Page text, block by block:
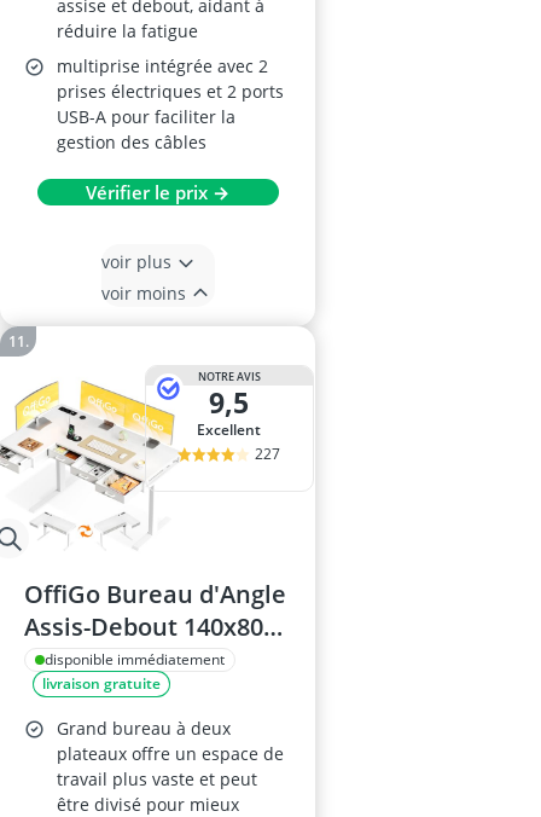
assise et debout, aidant à
réduire la fatigue
multiprise intégrée avec 2
prises électriques et 2 ports
USB-A pour faciliter la
gestion des câbles
Vérifier le prix →
voir plus
voir moins
NOTRE AVIS
9,5
Excellent
227
OffiGo Bureau d'Angle
Assis-Debout 140x80
cm – Bureau
électrique, hauteur
réglable, 4 tiroirs,
prise, rangement,
blanc
disponible immédiatement
livraison gratuite
Grand bureau à deux
plateaux offre un espace de
travail plus vaste et peut
être divisé pour mieux